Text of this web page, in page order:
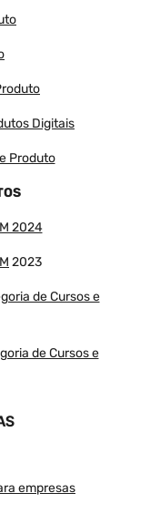
Digitais
Produto
2024
2023
de Cursos e
de Cursos e
empresas